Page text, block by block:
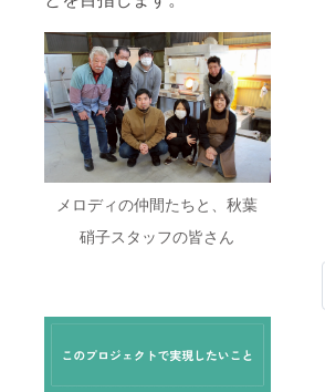
メロディの仲間たちと、秋葉
硝子スタッフの皆さん